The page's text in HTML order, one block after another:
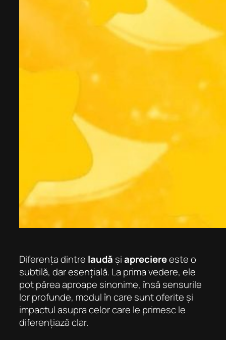
Diferența dintre laudă șiapreciereeste o
subtilă, dar esențială. La prima vedere, ele
pot părea aproape sinonime, însă sensurile
lor profunde, modul în care sunt oferite și
impactul asupra celor care le primesc le
diferențiază clar.